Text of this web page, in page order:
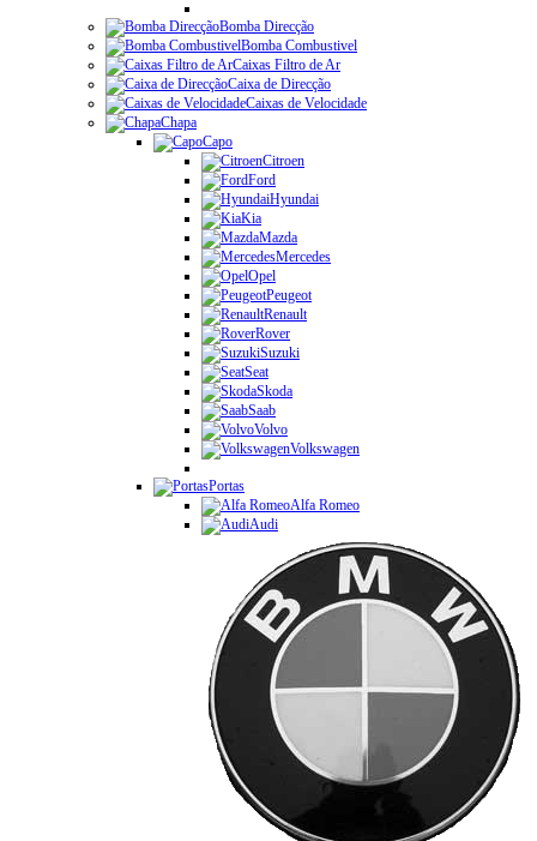
Bomba Direcção
Bomba Combustivel
Caixas Filtro de Ar
Caixa de Direcção
Caixas de Velocidade
Chapa
Capo
Citroen
Ford
Hyundai
Kia
Mazda
Mercedes
Opel
Peugeot
Renault
Rover
Suzuki
Seat
Skoda
Saab
Volvo
Volkswagen
Portas
Alfa Romeo
Audi